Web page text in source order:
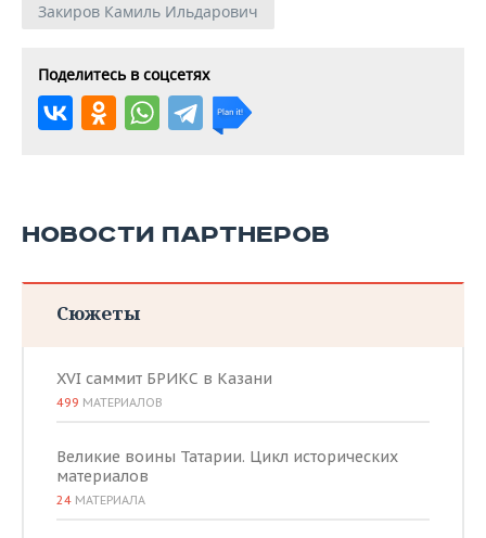
Закиров Камиль Ильдарович
Поделитесь в соцсетях
НОВОСТИ ПАРТНЕРОВ
Сюжеты
XVI саммит БРИКС в Казани
499 МАТЕРИАЛОВ
Великие воины Татарии. Цикл исторических
материалов
24 МАТЕРИАЛА